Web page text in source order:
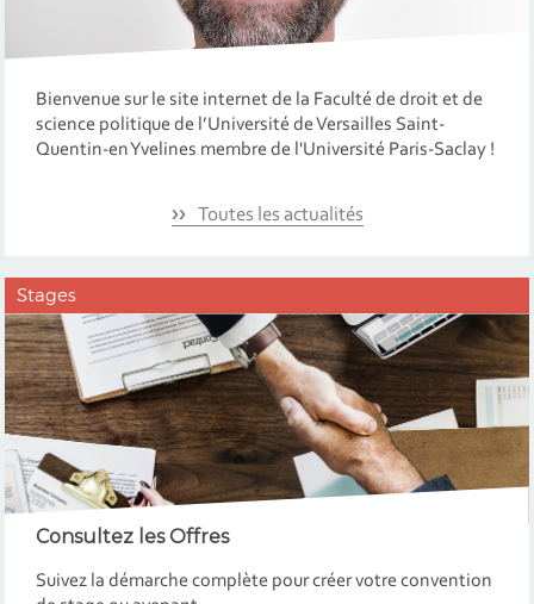
Bienvenue sur le site internet de la Faculté de droit et de
science politique de l’Université de Versailles Saint-
Quentin-en Yvelines membre de l'Université Paris-Saclay !
Toutes les actualités
Stages
Consultez les Offres
Suivez la démarche complète pour créer votre convention